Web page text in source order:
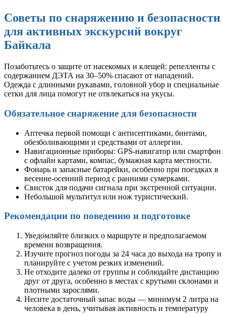
Советы по снаряжению и безопасности
для активных экскурсий вокруг
Байкала
Позаботьтесь о защите от насекомых и клещей: репелленты с
содержанием ДЭТА на 30–50% спасают от нападений.
Одежда с длинными рукавами, головной убор и специальные
сетки для лица помогут не отвлекаться на укусы.
Обязательное снаряжение для безопасности
Аптечка первой помощи с антисептиками, бинтами,
обезболивающими и средствами от аллергии.
Навигационные приборы: GPS-навигатор или смартфон
с офлайн картами, компас, бумажная карта местности.
Фонарь и запасные батарейки, особенно при поездках в
весенне-осенний период с ранними сумерками.
Свисток для подачи сигнала при экстренной ситуации.
Небольшой мультитул или нож туристический.
Рекомендации по поведению и подготовке
Уведомляйте близких о маршруте и предполагаемом
времени возвращения.
Изучите прогноз погоды за 24 часа до выхода на тропу и
планируйте с учетом резких изменений.
Не отходите далеко от группы и соблюдайте дистанцию
друг от друга, особенно в местах с крутыми склонами и
плотными зарослями.
Несите достаточный запас воды — минимум 2 литра на
человека в день, учитывая активность и температуру